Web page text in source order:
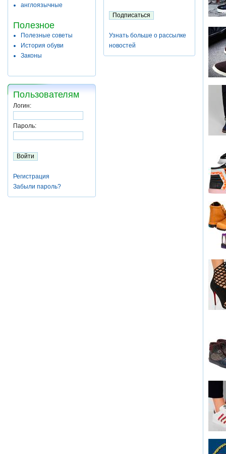
англоязычные
Полезное
Полезные советы
История обуви
Законы
Пользователям
Логин:
Пароль:
Регистрация
Забыли пароль?
Узнать больше о рассылке
новостей